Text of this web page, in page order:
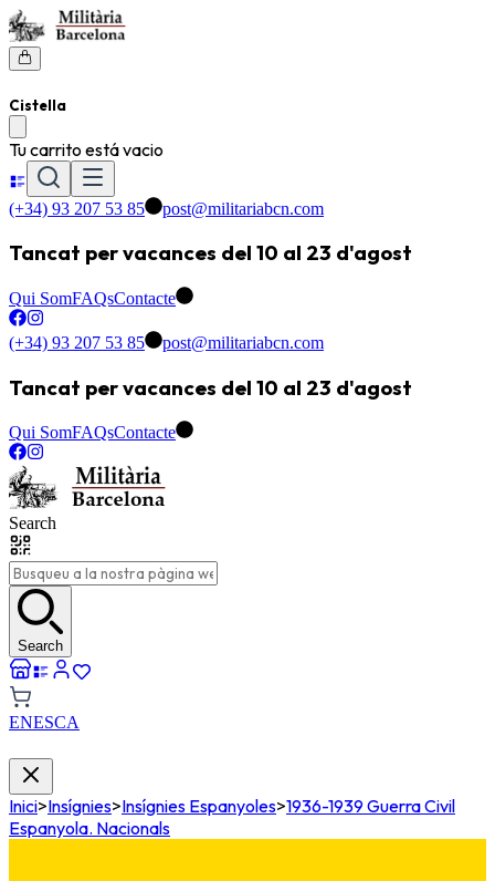
Cistella
Tu carrito está vacio
(+34) 93 207 53 85 post@militariabcn.com
Tancat per vacances del 10 al 23 d'agost
Qui SomFAQsContacte
(+34) 93 207 53 85 post@militariabcn.com
Tancat per vacances del 10 al 23 d'agost
Qui SomFAQsContacte
Search
Search
ENESCA
Inici>Insígnies>Insígnies Espanyoles>1936-1939 Guerra Civil
Espanyola. Nacionals